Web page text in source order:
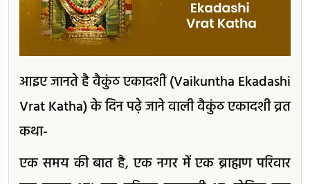
आइए जानते है वैकुंठ एकादशी (Vaikuntha Ekadashi
Vrat Katha) के दिन पढ़े जाने वाली वैकुंठ एकादशी व्रत
कथा-
एक समय की बात है, एक नगर में एक ब्राह्मण परिवार